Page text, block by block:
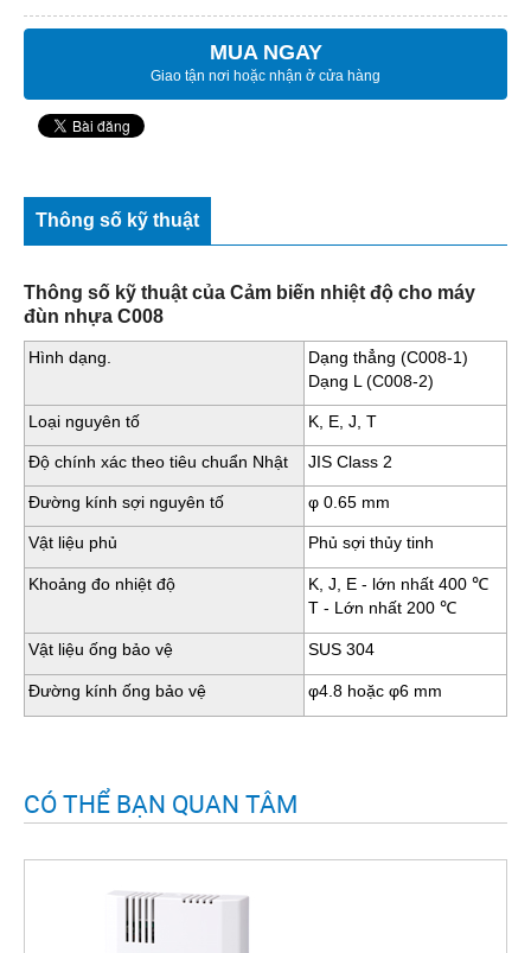
MUA NGAY
Giao tận nơi hoặc nhận ở cửa hàng
Thông số kỹ thuật
Thông số kỹ thuật của Cảm biến nhiệt độ cho máy
đùn nhựa C008
Hình dạng.
Dạng thẳng (C008-1)
Dạng L (C008-2)
Loại nguyên tố K, E, J, T
Độ chính xác theo tiêu chuẩn Nhật JIS Class 2
Đường kính sợi nguyên tố φ 0.65 mm
Vật liệu phủ Phủ sợi thủy tinh
Khoảng đo nhiệt độ
K, J, E - lớn nhất 400 ℃
T - Lớn nhất 200 ℃
Vật liệu ống bảo vệ SUS 304
Đường kính ống bảo vệ φ4.8 hoặc φ6 mm
CÓ THỂ BẠN QUAN TÂM